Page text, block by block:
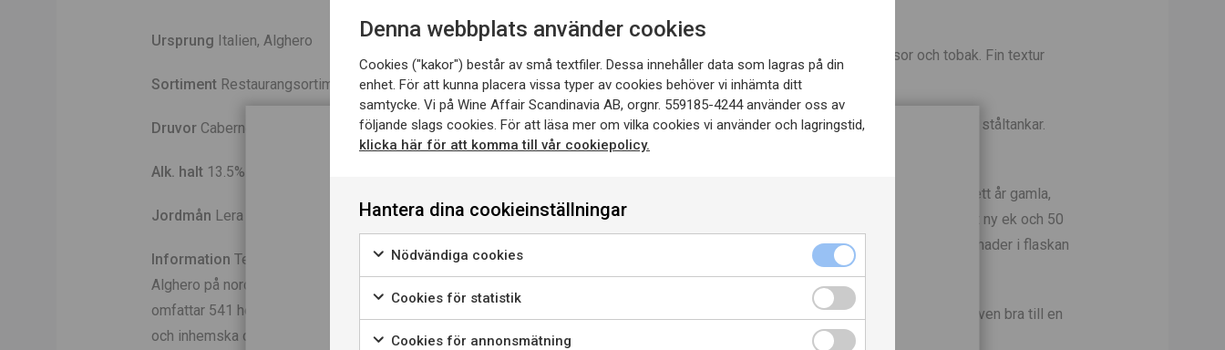
Ursprung Italien, Alghero
Sortiment Restaurangsortiment
Druvor Cabernet Sauvignon, Inhemska druvor
Alk. halt 13.5%
Jordmån Lera med höga järnhalter blandat med sand
Information Tenuta Sella & Mosca är beläget ca en mil norr om
Alghero på nordvästra Sardinien. Företaget grundades 1899 och
omfattar 541 hektar. Tanca Farrà är en blend av cabernet sauvignon
och inhemska druvor.
Karaktär
Doft av mörka körsbär, anis, rosor och tobak. Fin textur
med lena tanniner och ett fruktigt avslut.
VinifieringVinet macereras i temperaturkontrollareda ståltankar.
Vinet genomgår sedan malolaktisk jäsning.
Endel av vinet lagras 12 månader i franska, ett år gamla,
barriquer. Resterande vin lagras i stora fat. 50 procent ny ek och 50
procent ett år gammal. Vinet lagras sedan minst 3 månader i flaskan
innan det släpps på marknaden.
Rätter av lamm, kalv eller fågel. Fungerar även bra till en
vegetarisk gryta med kraftigare karaktär.
Denna webbplats använder cookies
Cookies ("kakor") består av små textfiler. Dessa innehåller data som lagras på din
enhet. För att kunna placera vissa typer av cookies behöver vi inhämta ditt
samtycke. Vi på Wine Affair Scandinavia AB, orgnr. 559185-4244 använder oss av
följande slags cookies. För att läsa mer om vilka cookies vi använder och lagringstid,
klicka här för att komma till vår cookiepolicy.
Hantera dina cookieinställningar
Nödvändiga cookies
Cookies för statistik
Cookies för annonsmätning
Denna sida innehåller information om alkoholhaltiga drycker och
riktar sig till dig som fyllt 20 år.
När jag bekräftar att jag är 20 år eller äldre godkänner jag också
att webbplatsen använder cookies.